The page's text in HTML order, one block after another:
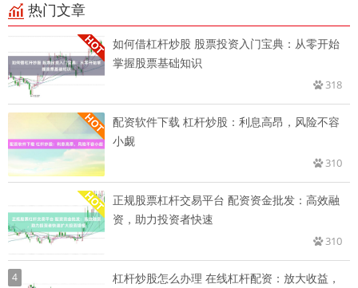
热门文章
如何借杠杆炒股 股票投资入门宝典：从零开始
掌握股票基础知识
318
配资软件下载 杠杆炒股：利息高昂，风险不容
小觑
310
正规股票杠杆交易平台 配资资金批发：高效融
资，助力投资者快速
310
4
杠杆炒股怎么办理 在线杠杆配资：放大收益，